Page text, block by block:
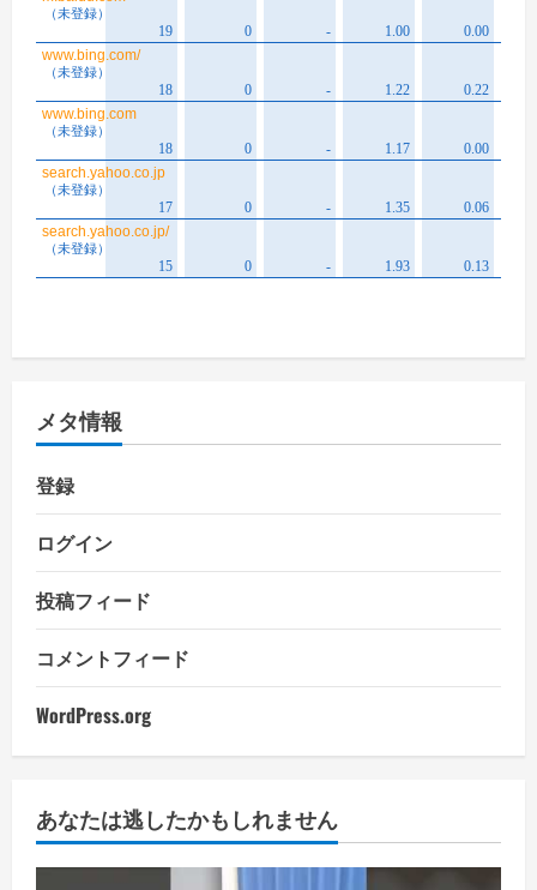
メタ情報
登録
ログイン
投稿フィード
コメントフィード
WordPress.org
あなたは逃したかもしれません